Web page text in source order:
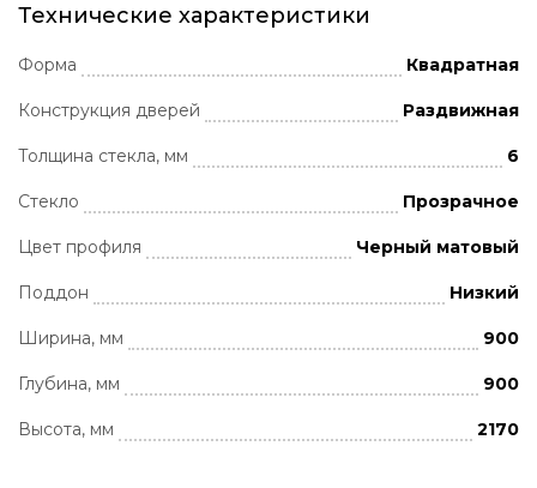
Технические характеристики
Форма Квадратная
Конструкция дверей Раздвижная
Толщина стекла, мм 6
Стекло Прозрачное
Цвет профиля Черный матовый
Поддон Низкий
Ширина, мм 900
Глубина, мм 900
Высота, мм 2170